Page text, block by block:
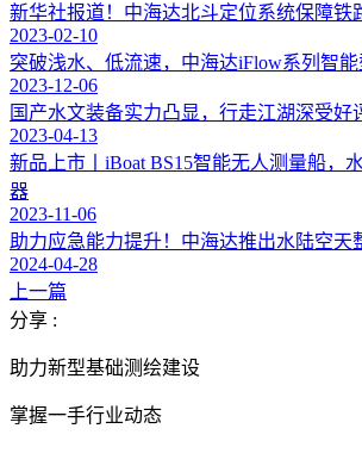
新华社报道！中海达北斗定位系统保障铁
2023-02-10
突破浅水、低流速，中海达iFlow系列智能
2023-12-06
国产水文装备实力凸显，行走江湖深受好
2023-04-13
新品上市丨iBoat BS15智能无人测量船，
器
2023-11-06
助力应急能力提升！中海达推出水陆空天
2024-04-28
上一篇
分享 :
助力新型基础测绘建设
掌握一手行业动态